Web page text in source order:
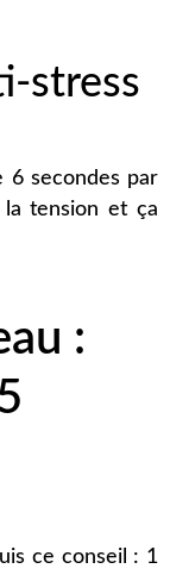
stress
6 secondes par
la tension et ça
:
ce conseil : 1